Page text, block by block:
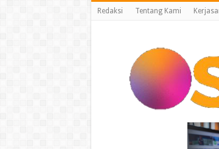
Redaksi Tentang Kami